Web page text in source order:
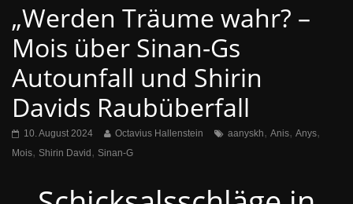
„Werden Träume wahr? –
Mois über Sinan-Gs
Autounfall und Shirin
Davids Raubüberfall
10. August 2024 Octavius Hallenstein aanyskh, Anis, Anys,
Mois, Shirin David , Sinan-G